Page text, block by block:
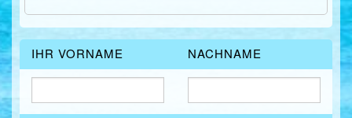
IHR VORNAME NACHNAME